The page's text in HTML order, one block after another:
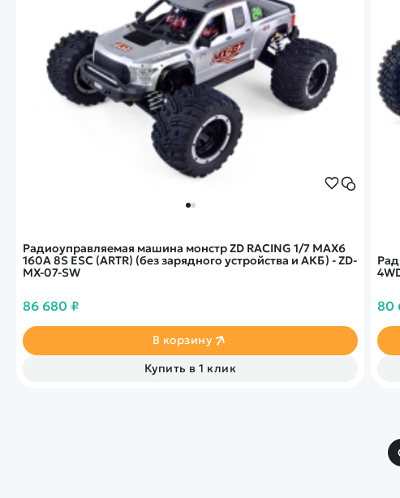
Радиоуправляемая машина монстр ZD RACING 1/7 MAX6
160A 8S ESC (ARTR) (без зарядного устройства и АКБ) - ZD-
MX-07-SW
86 680 ₽
В корзину
Купить в 1 клик
80